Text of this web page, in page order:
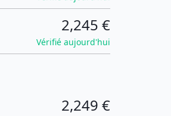
2,245 €
Vérifié aujourd'hui
2,249 €